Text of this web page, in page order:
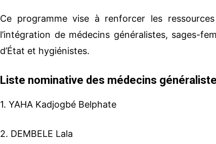
Ce programme vise à renforcer les
l’intégration de médecins généralistes, sages-
d’État et hygiénistes.
Liste nominative des médecins
1. YAHA Kadjogbé Belphate
2. DEMBELE Lala